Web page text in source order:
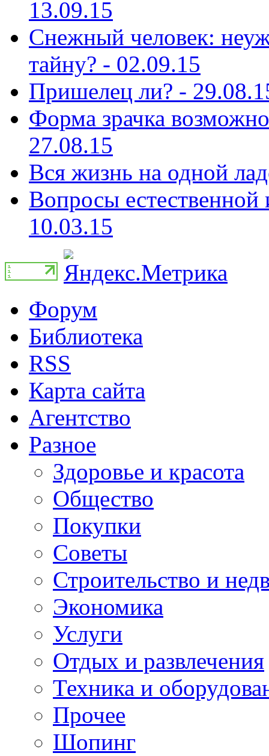
13.09.15
Снежный человек:
тайну? - 02.09.15
Пришелец ли? -
Форма зрачка
27.08.15
Вся жизнь на одной
Вопросы естественной
10.03.15
Форум
Библиотека
RSS
Карта сайта
Агентство
Разное
Здоровье и красота
Общество
Покупки
Советы
Строительство и
Экономика
Услуги
Отдых и развлечения
Техника и
Прочее
Шопинг